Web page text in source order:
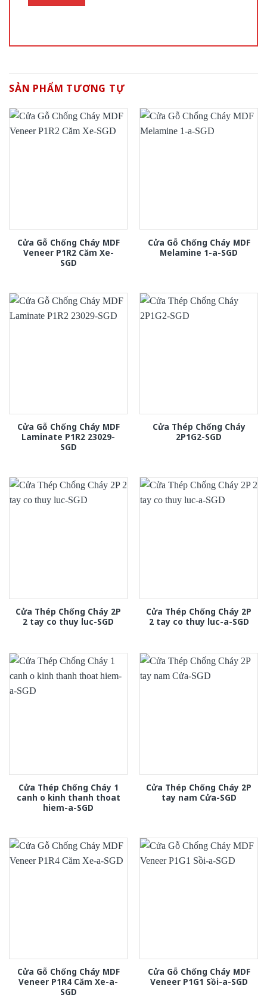
SẢN PHẨM TƯƠNG TỰ
Cửa Gỗ Chống Cháy MDF
Veneer P1R2 Căm Xe-
SGD
Cửa Gỗ Chống Cháy MDF
Melamine 1-a-SGD
Cửa Gỗ Chống Cháy MDF
Laminate P1R2 23029-
SGD
Cửa Thép Chống Cháy
2P1G2-SGD
Cửa Thép Chống Cháy 2P
2 tay co thuy luc-SGD
Cửa Thép Chống Cháy 2P
2 tay co thuy luc-a-SGD
Cửa Thép Chống Cháy 1
canh o kinh thanh thoat
hiem-a-SGD
Cửa Thép Chống Cháy 2P
tay nam Cửa-SGD
Cửa Gỗ Chống Cháy MDF
Veneer P1R4 Căm Xe-a-
SGD
Cửa Gỗ Chống Cháy MDF
Veneer P1G1 Sồi-a-SGD